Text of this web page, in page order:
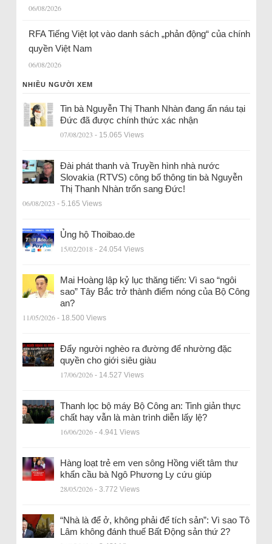
06/08/2026
RFA Tiếng Việt lọt vào danh sách „phản động“ của chính
quyền Việt Nam
06/08/2026
NHIỀU NGƯỜI XEM
Tin bà Nguyễn Thị Thanh Nhàn đang ẩn náu tại
Đức đã được chính thức xác nhận
07/08/2023 - 15.065 Views
Đài phát thanh và Truyền hình nhà nước
Slovakia (RTVS) công bố thông tin bà Nguyễn
Thị Thanh Nhàn trốn sang Đức!
06/08/2023 - 5.165 Views
Ủng hộ Thoibao.de
15/02/2018 - 24.054 Views
Mai Hoàng lập kỷ lục thăng tiến: Vì sao “ngôi
sao” Tây Bắc trở thành điểm nóng của Bộ Công
an?
11/05/2026 - 18.500 Views
Đẩy người nghèo ra đường để nhường đặc
quyền cho giới siêu giàu
17/06/2026 - 14.527 Views
Thanh lọc bộ máy Bộ Công an: Tinh giản thực
chất hay vẫn là màn trình diễn lấy lệ?
16/06/2026 - 4.941 Views
Hàng loạt trẻ em ven sông Hồng viết tâm thư
khẩn cầu bà Ngô Phương Ly cứu giúp
28/05/2026 - 3.772 Views
“Nhà là để ở, không phải để tích sản”: Vì sao Tô
Lâm không đánh thuế Bất Động sản thứ 2?